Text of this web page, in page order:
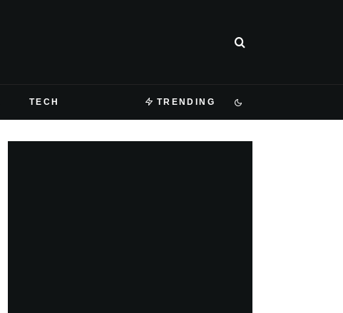
TECH TRENDING